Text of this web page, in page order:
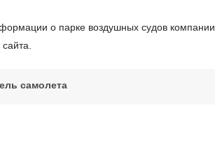
о парке воздушных судов компании
самолета